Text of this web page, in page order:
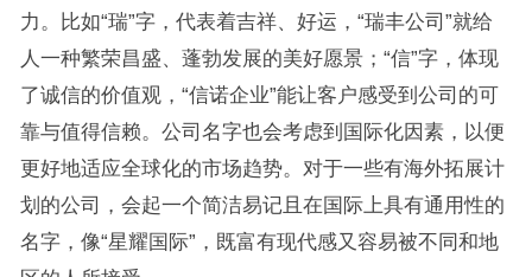
力。比如“瑞”字，代表着吉祥、好运，“瑞丰公司”就给
人一种繁荣昌盛、蓬勃发展的美好愿景；“信”字，体现
了诚信的价值观，“信诺企业”能让客户感受到公司的可
靠与值得信赖。公司名字也会考虑到国际化因素，以便
更好地适应全球化的市场趋势。对于一些有海外拓展计
划的公司，会起一个简洁易记且在国际上具有通用性的
名字，像“星耀国际”，既富有现代感又容易被不同和地